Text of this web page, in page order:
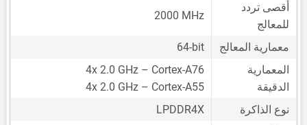
أقصى تردد
للمعالج
2000 MHz
معمارية المعالج
64-bit
المعمارية
الدقيقة
4x 2.0 GHz – Cortex-A76
4x 2.0 GHz – Cortex-A55
نوع الذاكرة
LPDDR4X